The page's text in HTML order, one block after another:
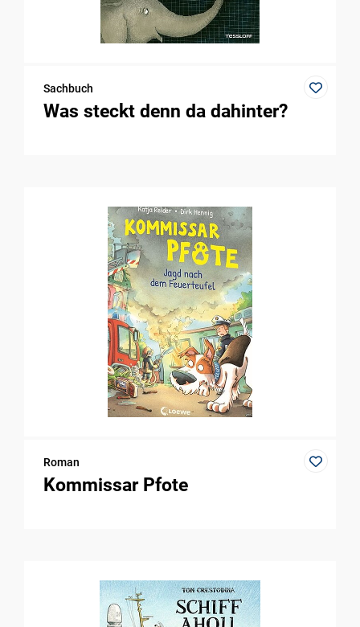
Sachbuch
Was steckt denn da dahinter?
Roman
Kommissar Pfote